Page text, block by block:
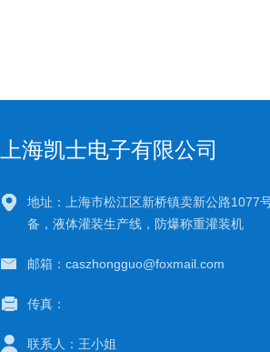
上海凯士电子有限公司
地址：上海市松江区新桥镇卖新公路1077
备，液体灌装生产线，防爆称重灌装机
邮箱：caszhongguo@foxmail.com
传真：
联系人：王小姐